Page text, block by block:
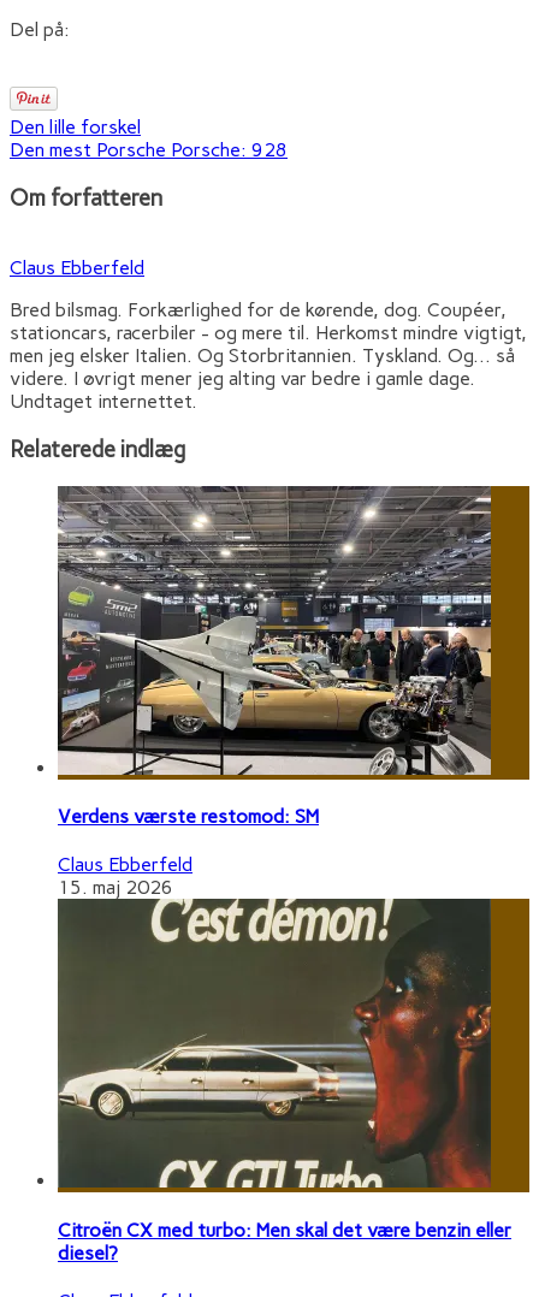
Del på:
Den lille forskel
Den mest Porsche Porsche: 928
Om forfatteren
Claus Ebberfeld
Bred bilsmag. Forkærlighed for de kørende, dog. Coupéer,
stationcars, racerbiler - og mere til. Herkomst mindre vigtigt,
men jeg elsker Italien. Og Storbritannien. Tyskland. Og... så
videre. I øvrigt mener jeg alting var bedre i gamle dage.
Undtaget internettet.
Relaterede indlæg
Verdens værste restomod: SM
Claus Ebberfeld
15. maj 2026
Citroën CX med turbo: Men skal det være benzin eller
diesel?